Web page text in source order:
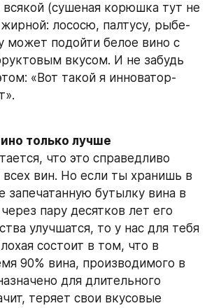
(сушеная корюшка тут не
лососю, палтусу, рыбе-
может подойти белое вино с
вкусом. И не забудь
«Вот такой я инноватор-
только лучше
что это справедливо
вин. Но если ты хранишь в
запечатанную бутылку вина в
пару десятков лет его
улучшатся, то у нас для тебя
состоит в том, что в
90% вина, производимого в
для длительного
теряет свои вкусовые